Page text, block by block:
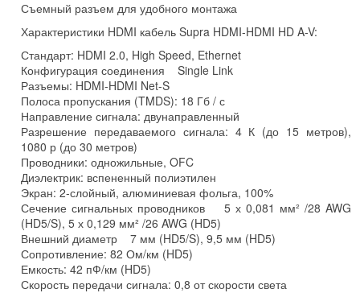
Съемный разъем для удобного монтажа
Характеристики HDMI кабель Supra HDMI-HDMI HD A-V:
Стандарт: HDMI 2.0, High Speed, Ethernet
Конфигурация соединения Single Link
Разъемы: HDMI-HDMI Net-S
Полоса пропускания (TMDS): 18 Гб / с
Направление сигнала: двунаправленный
Разрешение передаваемого сигнала: 4 К (до 15 метров),
1080 р (до 30 метров)
Проводники: одножильные, OFC
Диэлектрик: вспененный полиэтилен
Экран: 2-слойный, алюминиевая фольга, 100%
Сечение сигнальных проводников 5 х 0,081 мм² /28 AWG
(HD5/S), 5 х 0,129 мм² /26 AWG (HD5)
Внешний диаметр 7 мм (HD5/S), 9,5 мм (HD5)
Сопротивление: 82 Ом/км (HD5)
Емкость: 42 пФ/км (HD5)
Скорость передачи сигнала: 0,8 от скорости света